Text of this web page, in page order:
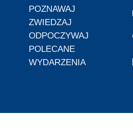
POZNAWAJ
ZWIEDZAJ
ODPOCZYWAJ
POLECANE
WYDARZENIA